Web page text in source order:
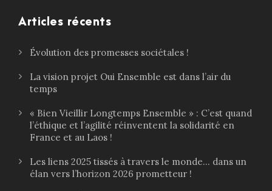
Articles récents
Évolution des promesses sociétales !
La vision projet Oui Ensemble est dans l’air du
temps
« Bien Vieillir Longtemps Ensemble » : C’est quand
l’éthique et l’agilité réinventent la solidarité en
France et au Laos !
Les liens 2025 tissés à travers le monde… dans un
élan vers l’horizon 2026 prometteur !